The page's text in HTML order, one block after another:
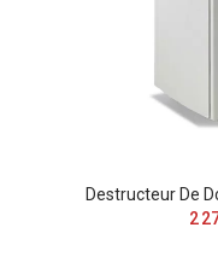
Destructeur De
2